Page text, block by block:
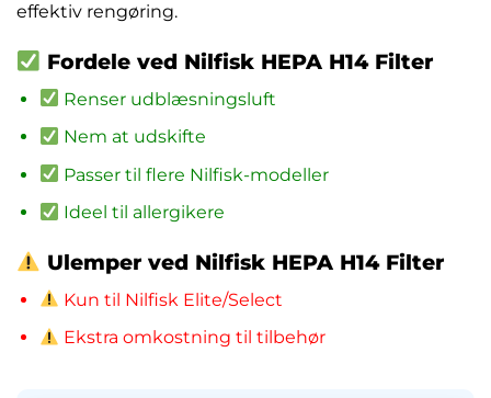
effektiv rengøring.
Fordele ved Nilfisk HEPA H14 Filter
Renser udblæsningsluft
Nem at udskifte
Passer til flere Nilfisk-modeller
Ideel til allergikere
Ulemper ved Nilfisk HEPA H14 Filter
Kun til Nilfisk Elite/Select
Ekstra omkostning til tilbehør